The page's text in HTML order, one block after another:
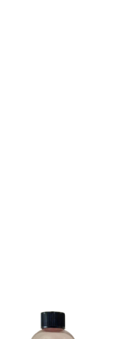
Den
här